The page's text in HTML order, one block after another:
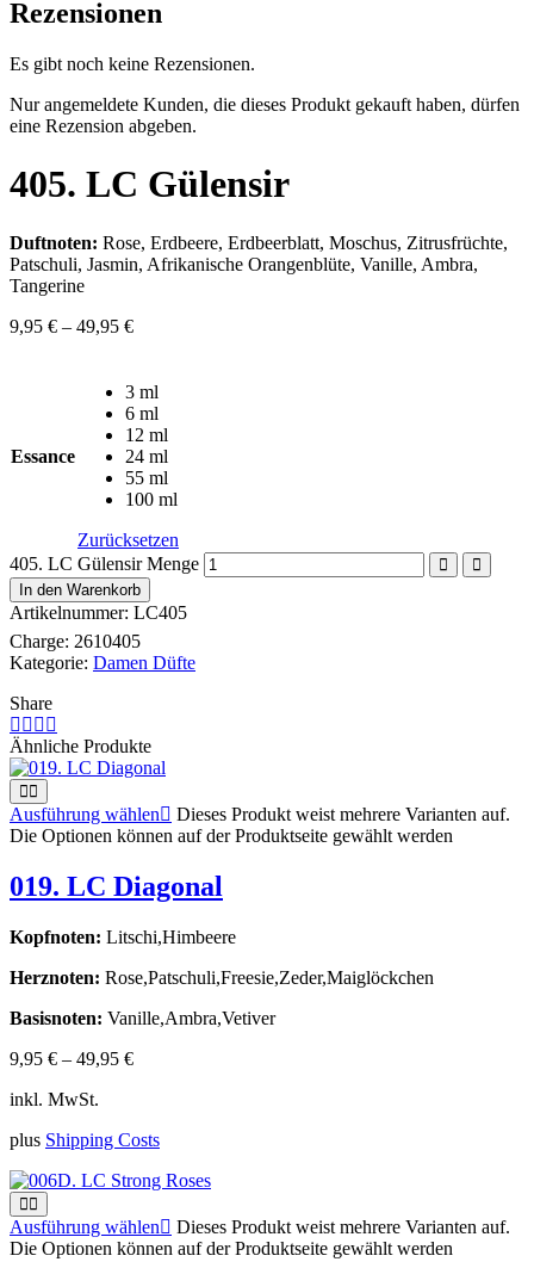
Rezensionen
Es gibt noch keine Rezensionen.
Nur angemeldete Kunden, die dieses Produkt gekauft haben, dürfen
eine Rezension abgeben.
405. LC Gülensir
Duftnoten: Rose, Erdbeere, Erdbeerblatt, Moschus, Zitrusfrüchte,
Patschuli, Jasmin, Afrikanische Orangenblüte, Vanille, Ambra,
Tangerine
9,95 € – 49,95 €
Essance
3 ml
6 ml
12 ml
24 ml
55 ml
100 ml
Zurücksetzen
405. LC Gülensir Menge
In den Warenkorb
Artikelnummer: LC405
Charge: 2610405
Kategorie: Damen Düfte
Share
Ähnliche Produkte
Ausführung wählen
Dieses Produkt weist mehrere Varianten auf.
Die Optionen können auf der Produktseite gewählt werden
019. LC Diagonal
Kopfnoten: Litschi,Himbeere
Herznoten: Rose,Patschuli,Freesie,Zeder,Maiglöckchen
Basisnoten: Vanille,Ambra,Vetiver
9,95 € – 49,95 €
inkl. MwSt.
plus Shipping Costs
Ausführung wählen
Dieses Produkt weist mehrere Varianten auf.
Die Optionen können auf der Produktseite gewählt werden